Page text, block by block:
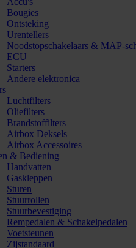
Bougies
Ontsteking
Urentellers
Noodstopschakelaars & MAP-
ECU
Starters
Andere elektronica
Luchtfilters
Oliefilters
Brandstoffilters
Airbox Deksels
Airbox Accessoires
& Bediening
Handvatten
Gaskleppen
Sturen
Stuurrollen
Stuurbevestiging
Rempedalen & Schakelpedalen
Voetsteunen
Zijstandaard